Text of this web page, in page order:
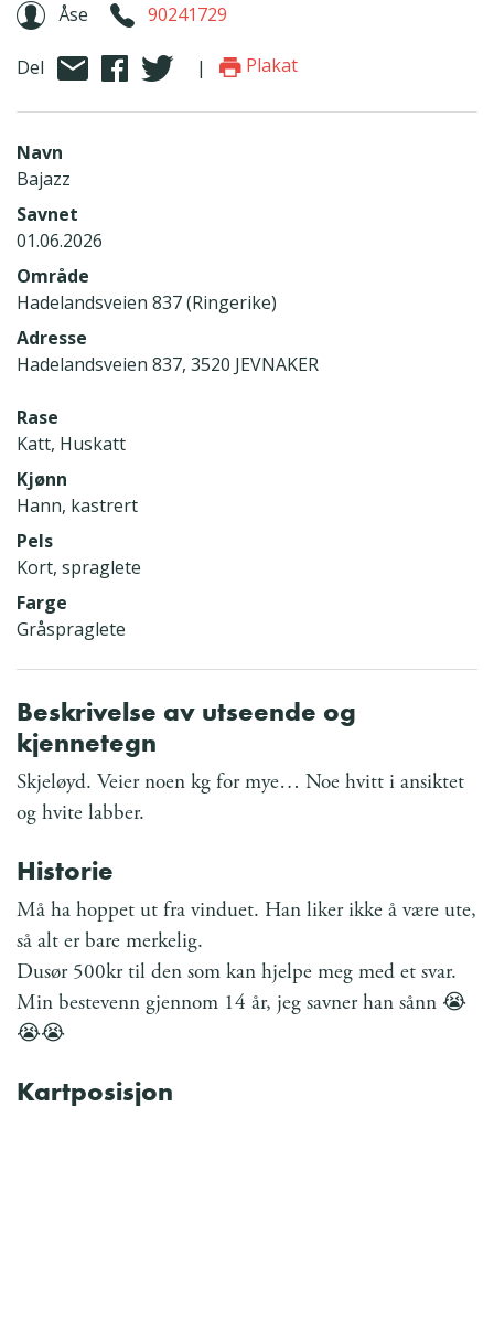
Åse 90241729
Del | Plakat
Navn
Bajazz
Savnet
01.06.2026
Område
Hadelandsveien 837 (Ringerike)
Adresse
Hadelandsveien 837, 3520 JEVNAKER
Rase
Katt, Huskatt
Kjønn
Hann, kastrert
Pels
Kort, spraglete
Farge
Gråspraglete
Beskrivelse av utseende og
kjennetegn
Skjeløyd. Veier noen kg for mye… Noe hvitt i ansiktet
og hvite labber.
Historie
Må ha hoppet ut fra vinduet. Han liker ikke å være ute,
så alt er bare merkelig.
Dusør 500kr til den som kan hjelpe meg med et svar.
Min bestevenn gjennom 14 år, jeg savner han sånn 😭
😭😭
Kartposisjon